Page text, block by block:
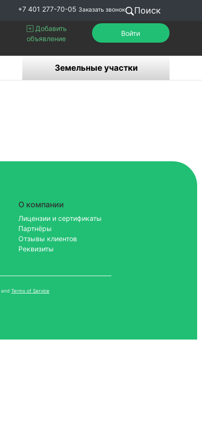
+7 401 277-70-05 Заказать звонок Поиск
Добавить
объявление
Войти
Земельные участки
О компании
Лицензии и сертификаты
Партнёры
Отзывы клиентов
Реквизиты
andTerms of Service